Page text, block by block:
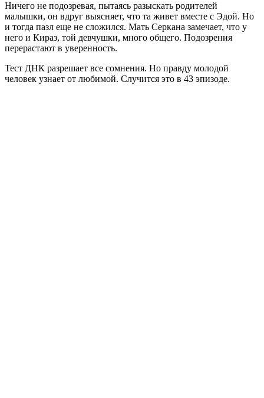
Ничего не подозревая, пытаясь разыскать родителей
малышки, он вдруг выясняет, что та живет вместе с Эдой. Но
и тогда пазл еще не сложился. Мать Серкана замечает, что у
него и Кираз, той девчушки, много общего. Подозрения
перерастают в уверенность.
Тест ДНК разрешает все сомнения. Но правду молодой
человек узнает от любимой. Случится это в 43 эпизоде.